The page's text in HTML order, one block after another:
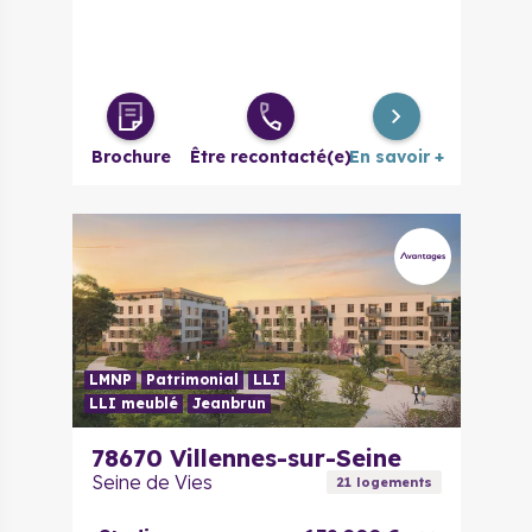
Brochure Être recontacté(e)En savoir +
LMNP Patrimonial
LLI
LLI meublé
Jeanbrun
78670 Villennes-sur-Seine
Seine de Vies 21logements